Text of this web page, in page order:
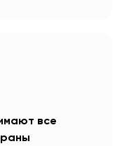
все